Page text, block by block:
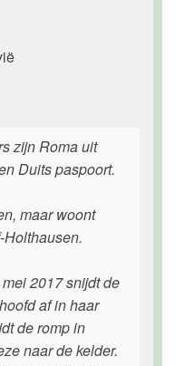
zijn Roma uit
Duits paspoort.
maar woont
2017 snijdt de
af in haar
de romp in
naar de kelder.